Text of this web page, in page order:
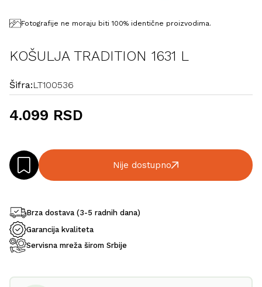
Fotografije ne moraju biti 100% identične proizvodima.
KOŠULJA TRADITION 1631 L
Šifra:LT100536
4.099 RSD
Nije dostupno
Brza dostava (3-5 radnih dana)
Garancija kvaliteta
Servisna mreža širom Srbije